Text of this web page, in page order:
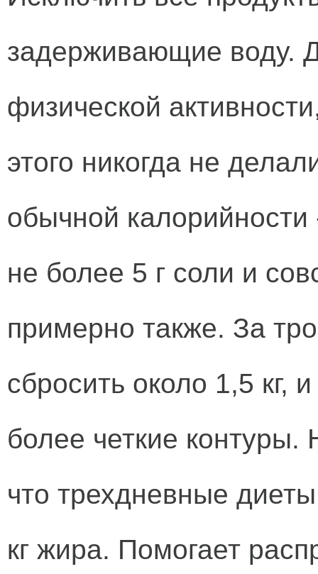
задерживающие воду.
физической
этого никогда не
обычной
не более 5 г соли и
примерно также. За
сбросить около 1,5 кг,
более четкие
что трехдневные
кг жира. Помогает